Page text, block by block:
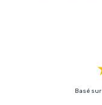
Basé sur